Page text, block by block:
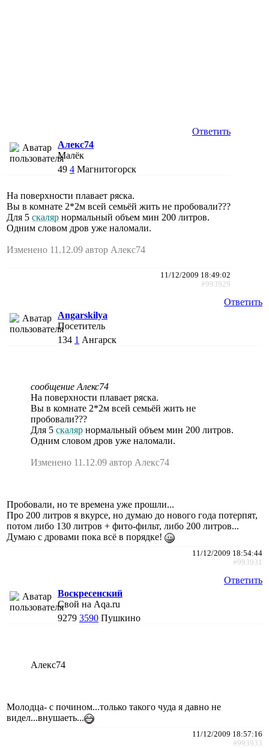
Ответить
Алекс74
Малёк
49 4 Магнитогорск
На поверхности плавает ряска.
Вы в комнате 2*2м всей семьёй жить не пробовали???
Для 5 скаляр нормальный объем мин 200 литров.
Одним словом дров уже наломали.
Изменено 11.12.09 автор Алекс74
11/12/2009 18:49:02
#993929
Ответить
Angarskilya
Посетитель
134 1 Ангарск
сообщение Алекс74
На поверхности плавает ряска.
Вы в комнате 2*2м всей семьёй жить не
пробовали???
Для 5 скаляр нормальный объем мин 200 литров.
Одним словом дров уже наломали.
Изменено 11.12.09 автор Алекс74
Пробовали, но те времена уже прошли...
Про 200 литров я вкурсе, но думаю до нового года потерпят,
потом либо 130 литров + фито-фильт, либо 200 литров...
Думаю с дровами пока всё в порядке!
11/12/2009 18:54:44
#993931
Ответить
Воскресенский
Свой на Aqa.ru
9279 3590 Пушкино
Алекс74
Молодца- с почином...только такого чуда я давно не
видел...внушаеть...
11/12/2009 18:57:16
#993933